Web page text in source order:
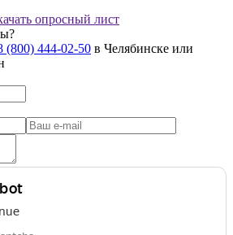
опросный лист
(800) 444-02-50 в Челябинске или